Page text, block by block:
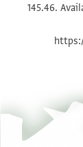
145.46.